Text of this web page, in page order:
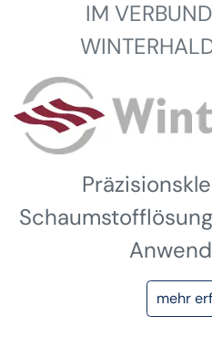
IM
Winterhalder
mehr